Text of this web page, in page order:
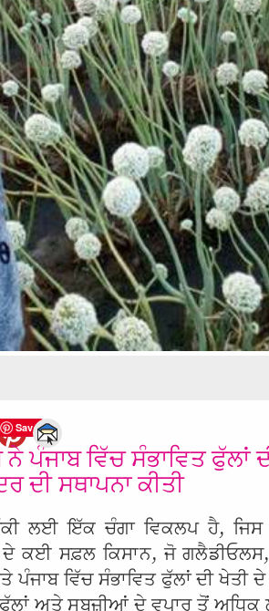
Save
ਪੰਜਾਬ ਵਿੱਚ ਸੰਭਾਵਿਤ ਫੁੱਲਾਂ
ਦੀ ਸਥਾਪਨਾ ਕੀਤੀ
ਲਈ ਇੱਕ ਚੰਗਾ ਵਿਕਲਪ ਹੈ, ਜਿਸ
ਦੇ ਕਈ ਸਫ਼ਲ ਕਿਸਾਨ, ਜੋ
ਵਿੱਚ ਸੰਭਾਵਿਤ ਫੁੱਲਾਂ ਦੀ ਖੇਤੀ
ਅਤੇ ਸਬਜ਼ੀਆਂ ਦੇ ਵਪਾਰ ਤੋਂ ਅਧਿਕ